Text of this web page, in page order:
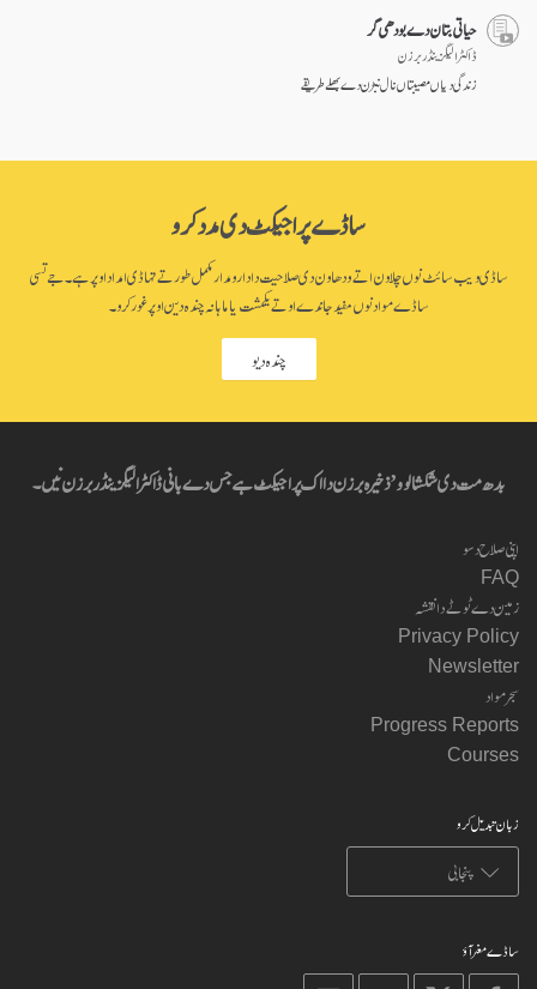
حیاتی بتان دے بودھی گر
ڈاکٹر الیگزینڈر برزن
زندگی دیاں مصیبتاں نال نبڑن دےبھلے طریقے
ساڈے پراجیکٹ دی مدد کرو
ساڈی ویب سائٹ نوں چلاون اتے ودھاون دی صلاحیت دا دارومدار مکمل طور تے تہاڈی امداد اوپر ہے۔ جے تسی
ساڈے مواد نوں مفید جاندے او تے یکمشت یا ماہانہ چندہ دین اوپر غور کرو۔
چندہ دیو
بدھ مت دی شکشا لوو’ ذخیرہ برزن دا اک پراجیکٹ ہے جس دے بانی ڈاکٹر الیگزینڈر برزن نیں۔
اپنی صلاح دسو
FAQ
زمین دے ٹوٹے دا نقشہ
Privacy Policy
Newsletter
سجر مواد
Progress Reports
Courses
زبان تبدیل کرو
ساڈے مغر آؤ
on
on
on
on